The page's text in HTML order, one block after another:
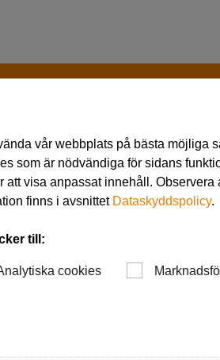
vår webbplats på bästa möjliga
som är nödvändiga för sidans
visa anpassat innehåll.
finns i avsnittet Dataskyddspolicy.
till:
cookies
Save the